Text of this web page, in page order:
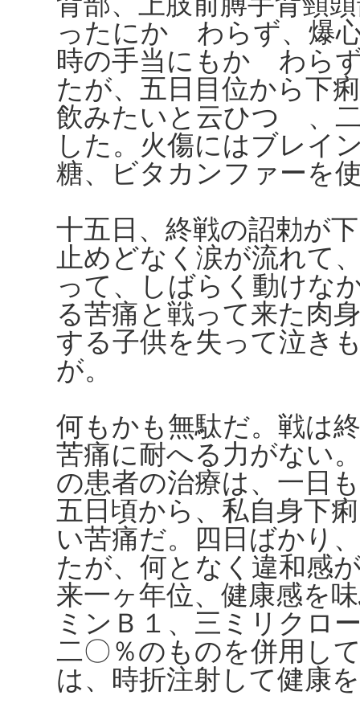
ったにかゝわらず、爆
時の手当にもかゝわら
たが、五日目位から下
飲みたいと云ひつゝ、
した。火傷にはブレイ
糖、ビタカンファーを
十五日、終戦の詔勅が
止めどなく涙が流れて
って、しばらく動けな
る苦痛と戦って来た肉
する子供を失って泣き
が。
何もかも無駄だ。戦は
苦痛に耐へる力がない
の患者の治療は、一日
五日頃から、私自身下
い苦痛だ。四日ばかり
たが、何となく違和感
来一ヶ年位、健康感を
ミンＢ１、三ミリクロ
二〇％のものを併用し
は、時折注射して健康